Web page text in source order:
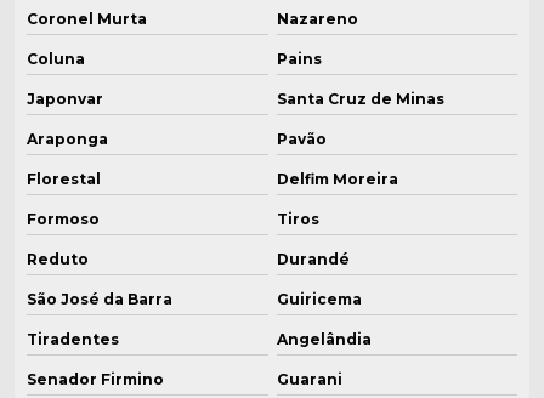
Coronel Murta Nazareno
Coluna Pains
Japonvar Santa Cruz de Minas
Araponga Pavão
Florestal Delfim Moreira
Formoso Tiros
Reduto Durandé
São José da Barra Guiricema
Tiradentes Angelândia
Senador Firmino Guarani